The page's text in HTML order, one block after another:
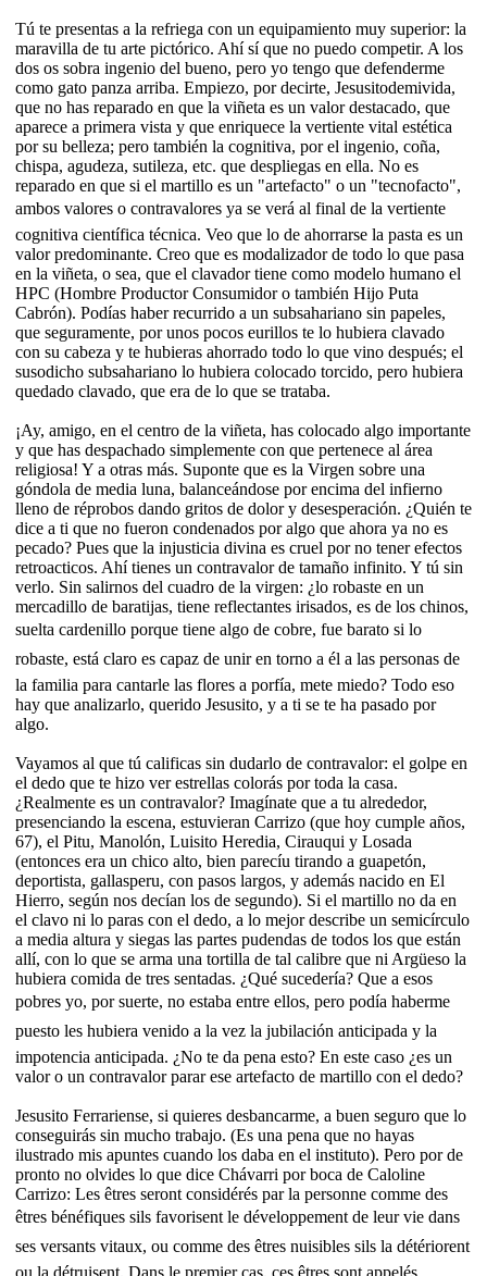
Tú te presentas a la refriega con un equipamiento muy superior: la
maravilla de tu arte pictórico. Ahí sí que no puedo competir. A los
dos os sobra ingenio del bueno, pero yo tengo que defenderme
como gato panza arriba. Empiezo, por decirte, Jesusitodemivida,
que no has reparado en que la viñeta es un valor destacado, que
aparece a primera vista y que enriquece la vertiente vital estética
por su belleza; pero también la cognitiva, por el ingenio, coña,
chispa, agudeza, sutileza, etc. que despliegas en ella. No es
reparado en que si el martillo es un "artefacto" o un "tecnofacto",
ambos valores o contravalores ya se verá al final de la vertiente
cognitiva científica técnica. Veo que lo de ahorrarse la pasta es un
valor predominante. Creo que es modalizador de todo lo que pasa
en la viñeta, o sea, que el clavador tiene como modelo humano el
HPC (Hombre Productor Consumidor o también Hijo Puta
Cabrón). Podías haber recurrido a un subsahariano sin papeles,
que seguramente, por unos pocos eurillos te lo hubiera clavado
con su cabeza y te hubieras ahorrado todo lo que vino después; el
susodicho subsahariano lo hubiera colocado torcido, pero hubiera
quedado clavado, que era de lo que se trataba.
¡Ay, amigo, en el centro de la viñeta, has colocado algo importante
y que has despachado simplemente con que pertenece al área
religiosa! Y a otras más. Suponte que es la Virgen sobre una
góndola de media luna, balanceándose por encima del infierno
lleno de réprobos dando gritos de dolor y desesperación. ¿Quién te
dice a ti que no fueron condenados por algo que ahora ya no es
pecado? Pues que la injusticia divina es cruel por no tener efectos
retroacticos. Ahí tienes un contravalor de tamaño infinito. Y tú sin
verlo. Sin salirnos del cuadro de la virgen: ¿lo robaste en un
mercadillo de baratijas, tiene reflectantes irisados, es de los chinos,
suelta cardenillo porque tiene algo de cobre, fue barato si lo
robaste, está claro es capaz de unir en torno a él a las personas de
la familia para cantarle las flores a porfía, mete miedo? Todo eso
hay que analizarlo, querido Jesusito, y a ti se te ha pasado por
algo.
Vayamos al que tú calificas sin dudarlo de contravalor: el golpe en
el dedo que te hizo ver estrellas colorás por toda la casa.
¿Realmente es un contravalor? Imagínate que a tu alrededor,
presenciando la escena, estuvieran Carrizo (que hoy cumple años,
67), el Pitu, Manolón, Luisito Heredia, Cirauqui y Losada
(entonces era un chico alto, bien parecíu tirando a guapetón,
deportista, gallasperu, con pasos largos, y además nacido en El
Hierro, según nos decían los de segundo). Si el martillo no da en
el clavo ni lo paras con el dedo, a lo mejor describe un semicírculo
a media altura y siegas las partes pudendas de todos los que están
allí, con lo que se arma una tortilla de tal calibre que ni Argüeso la
hubiera comida de tres sentadas. ¿Qué sucedería? Que a esos
pobres yo, por suerte, no estaba entre ellos, pero podía haberme
puesto les hubiera venido a la vez la jubilación anticipada y la
impotencia anticipada. ¿No te da pena esto? En este caso ¿es un
valor o un contravalor parar ese artefacto de martillo con el dedo?
Jesusito Ferrariense, si quieres desbancarme, a buen seguro que lo
conseguirás sin mucho trabajo. (Es una pena que no hayas
ilustrado mis apuntes cuando los daba en el instituto). Pero por de
pronto no olvides lo que dice Chávarri por boca de Caloline
Carrizo: Les êtres seront considérés par la personne comme des
êtres bénéfiques sils favorisent le développement de leur vie dans
ses versants vitaux, ou comme des êtres nuisibles sils la détériorent
ou la détruisent. Dans le premier cas, ces êtres sont appelés